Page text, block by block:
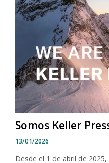
Somos Keller
13/01/2026
Desde el 1 de abril de